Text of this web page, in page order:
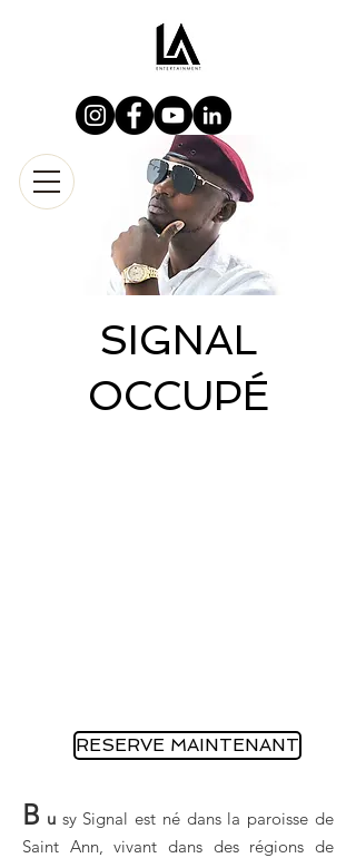
SIGNAL
OCCUPÉ
RESERVE MAINTENANT
B usy Signal est né dans la paroisse de
Saint Ann, vivant dans des régions de